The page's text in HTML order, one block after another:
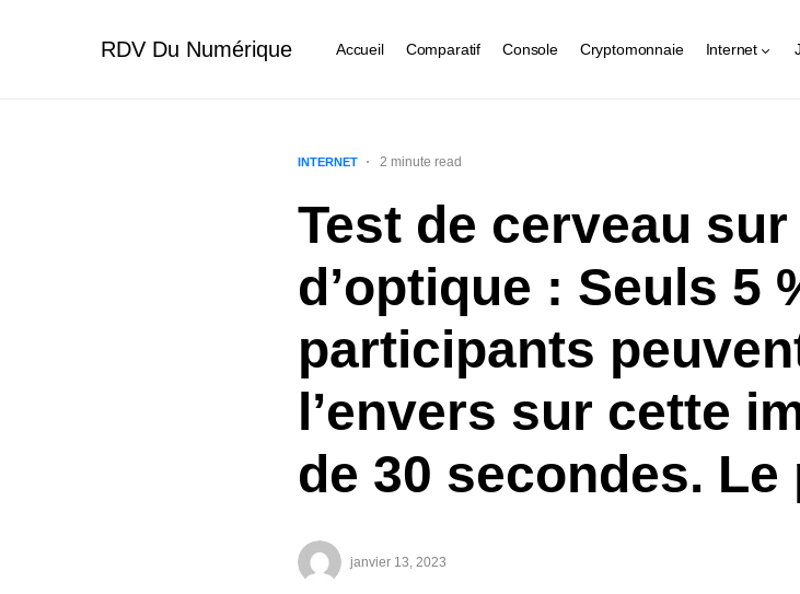
RDV Du Numérique Accueil Comparatif Console Cryptomonnaie Internet
INTERNET 2 minute read
Test de cerveau
d’optique : Seuls 5
participants
l’envers sur cette
de 30 secondes.
janvier 13, 2023